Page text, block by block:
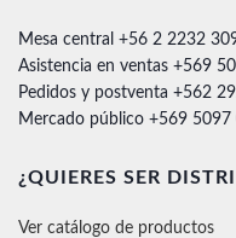
Mesa central +56 2 2232
Asistencia en ventas +569
Pedidos y postventa +562
Mercado público +569 5097
¿QUIERES SER
Ver catálogo de productos